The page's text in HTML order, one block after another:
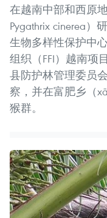
在越南中部和西原
Pygathrix cinerea）
生物多样性保护中
组织（FFI）越南项
县防护林管理委员
察，并在富肥乡（
猴群。